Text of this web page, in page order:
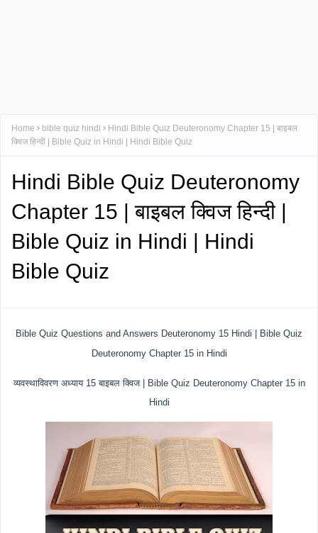
Home bible quiz hindi
Hindi Bible Quiz Deuteronomy Chapter 15 | बाइबल
क्विज हिन्दी | Bible Quiz in Hindi | Hindi Bible Quiz
Hindi Bible Quiz Deuteronomy
Chapter 15 | बाइबल क्विज हिन्दी |
Bible Quiz in Hindi | Hindi
Bible Quiz
Bible Quiz Questions and Answers Deuteronomy 15 Hindi | Bible Quiz
Deuteronomy Chapter 15 in Hindi
व्यवस्थाविवरण अध्याय 15 बाइबल क्विज | Bible Quiz Deuteronomy Chapter 15 in
Hindi